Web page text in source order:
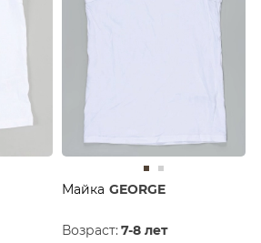
Майка GEORGE
Возраст: 7-8 лет